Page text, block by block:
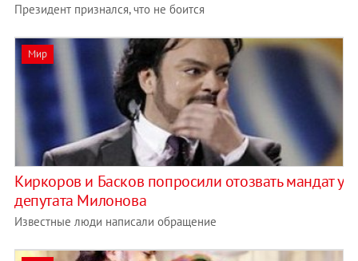
Президент признался, что не боится
Мир
Киркоров и Басков попросили отозвать мандат у
депутата Милонова
Известные люди написали обращение